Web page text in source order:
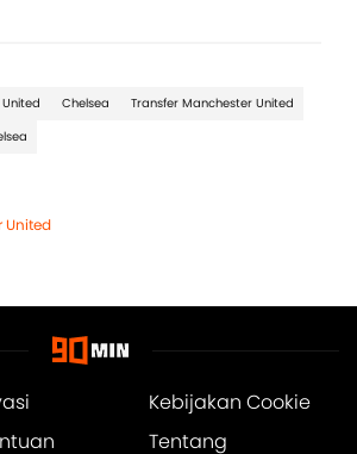
Chelsea
Transfer Manchester United
United
Kebijakan Cookie
Tentang